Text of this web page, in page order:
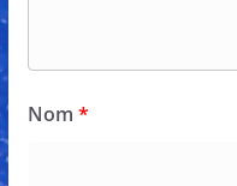
Nom *